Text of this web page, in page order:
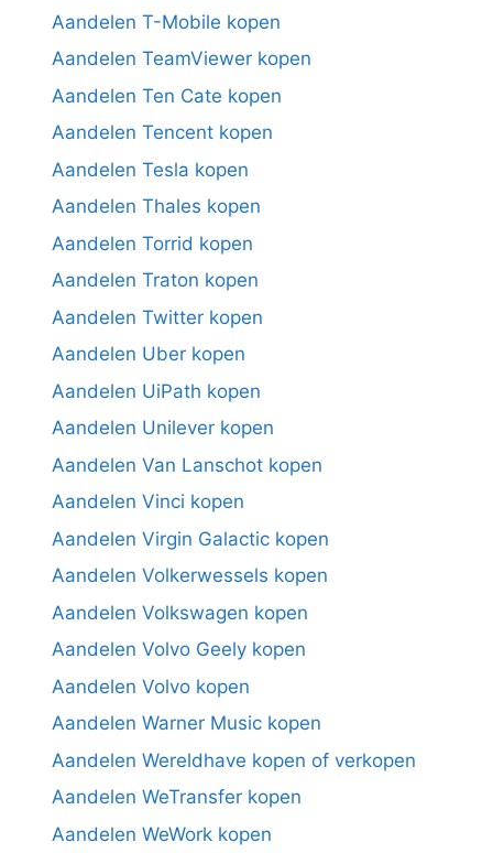
Aandelen T-Mobile kopen
Aandelen TeamViewer kopen
Aandelen Ten Cate kopen
Aandelen Tencent kopen
Aandelen Tesla kopen
Aandelen Thales kopen
Aandelen Torrid kopen
Aandelen Traton kopen
Aandelen Twitter kopen
Aandelen Uber kopen
Aandelen UiPath kopen
Aandelen Unilever kopen
Aandelen Van Lanschot kopen
Aandelen Vinci kopen
Aandelen Virgin Galactic kopen
Aandelen Volkerwessels kopen
Aandelen Volkswagen kopen
Aandelen Volvo Geely kopen
Aandelen Volvo kopen
Aandelen Warner Music kopen
Aandelen Wereldhave kopen of verkopen
Aandelen WeTransfer kopen
Aandelen WeWork kopen